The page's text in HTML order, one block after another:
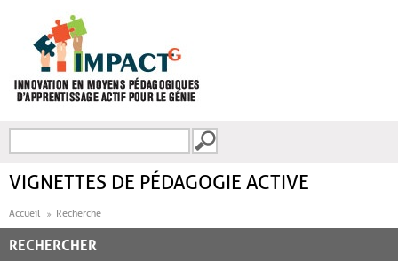
FORMULAIRE DE
VIGNETTES DE PÉDAGOGIE ACTIVE
Accueil Recherche
RECHERCHER